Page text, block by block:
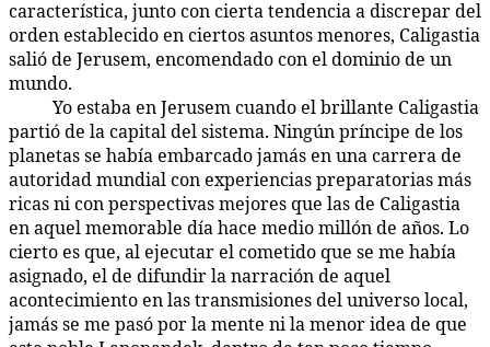
característica, junto con cierta tendencia a discrepar del
orden establecido en ciertos asuntos menores, Caligastia
salió de Jerusem, encomendado con el dominio de un
mundo.
Yo estaba en Jerusem cuando el brillante Caligastia
partió de la capital del sistema. Ningún príncipe de los
planetas se había embarcado jamás en una carrera de
autoridad mundial con experiencias preparatorias más
ricas ni con perspectivas mejores que las de Caligastia
en aquel memorable día hace medio millón de años. Lo
cierto es que, al ejecutar el cometido que se me había
asignado, el de difundir la narración de aquel
acontecimiento en las transmisiones del universo local,
jamás se me pasó por la mente ni la menor idea de que